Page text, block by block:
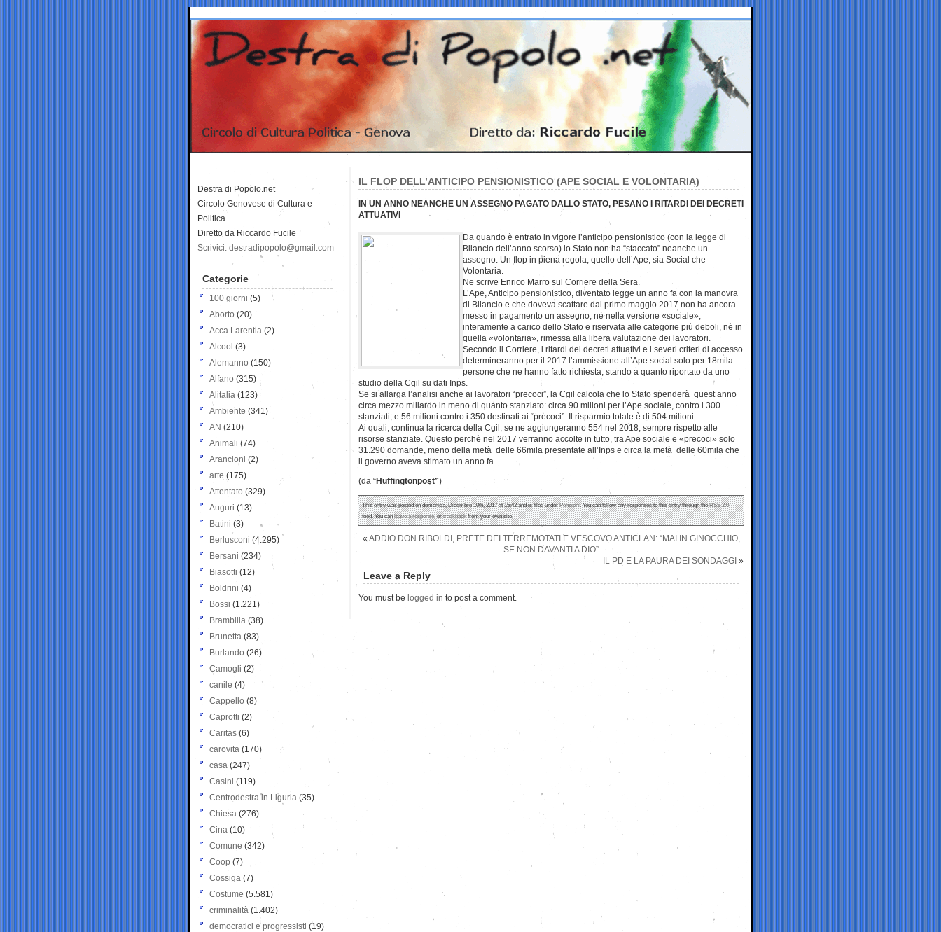
IL FLOP DELL’ANTICIPO PENSIONISTICO (APE SOCIAL E VOLONTARIA)
IN UN ANNO NEANCHE UN ASSEGNO PAGATO DALLO STATO, PESANO I RITARDI DEI DECRETI
ATTUATIVI
Da quando è entrato in vigore l’anticipo pensionistico (con la legge di
Bilancio dell’anno scorso) lo Stato non ha “staccato” neanche un
assegno. Un flop in piena regola, quello dell’Ape, sia Social che
Volontaria.
Ne scrive Enrico Marro sul Corriere della Sera.
L’Ape, Anticipo pensionistico, diventato legge un anno fa con la manovra
di Bilancio e che doveva scattare dal primo maggio 2017 non ha ancora
messo in pagamento un assegno, nè nella versione «sociale»,
interamente a carico dello Stato e riservata alle categorie più deboli, nè in
quella «volontaria», rimessa alla libera valutazione dei lavoratori.
Secondo il Corriere, i ritardi dei decreti attuativi e i severi criteri di accesso
determineranno per il 2017 l’ammissione all’Ape social solo per 18mila
persone che ne hanno fatto richiesta, stando a quanto riportato da uno
studio della Cgil su dati Inps.
Se si allarga l’analisi anche ai lavoratori “precoci”, la Cgil calcola che lo Stato spenderà quest’anno
circa mezzo miliardo in meno di quanto stanziato: circa 90 milioni per l’Ape sociale, contro i 300
stanziati; e 56 milioni contro i 350 destinati ai “precoci”. Il risparmio totale è di 504 milioni.
Ai quali, continua la ricerca della Cgil, se ne aggiungeranno 554 nel 2018, sempre rispetto alle
risorse stanziate. Questo perchè nel 2017 verranno accolte in tutto, tra Ape sociale e «precoci» solo
31.290 domande, meno della metà delle 66mila presentate all’Inps e circa la metà delle 60mila che
il governo aveva stimato un anno fa.
(da “Huffingtonpost”)
This entry was posted on domenica, Dicembre 10th, 2017 at 15:42 and is filed underPensioni. You can follow any responses to this entry through theRSS 2.0
feed. You canleave a response, ortrackbackfrom your own site.
« ADDIO DON RIBOLDI, PRETE DEI TERREMOTATI E VESCOVO ANTICLAN: “MAI IN GINOCCHIO,
SE NON DAVANTI A DIO”
IL PD E LA PAURA DEI SONDAGGI »
Leave a Reply
You must be logged in to post a comment.
Destra di Popolo.net
Circolo Genovese di Cultura e
Politica
Diretto da Riccardo Fucile
Scrivici: destradipopolo@gmail.com
Categorie
100 giorni (5)
Aborto (20)
Acca Larentia (2)
Alcool (3)
Alemanno (150)
Alfano (315)
Alitalia (123)
Ambiente (341)
AN (210)
Animali (74)
Arancioni (2)
arte (175)
Attentato (329)
Auguri (13)
Batini (3)
Berlusconi (4.295)
Bersani (234)
Biasotti (12)
Boldrini (4)
Bossi (1.221)
Brambilla (38)
Brunetta (83)
Burlando (26)
Camogli (2)
canile (4)
Cappello (8)
Caprotti (2)
Caritas (6)
carovita (170)
casa (247)
Casini (119)
Centrodestra in Liguria (35)
Chiesa (276)
Cina (10)
Comune (342)
Coop (7)
Cossiga (7)
Costume (5.581)
criminalità (1.402)
democratici e progressisti (19)